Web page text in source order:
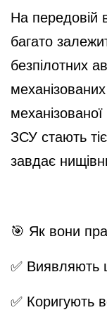
На передовій
багато
безпілотних
ЗСУ стають
завдає
🎯 Як вони
✅ Виявляють
✅ Коригують